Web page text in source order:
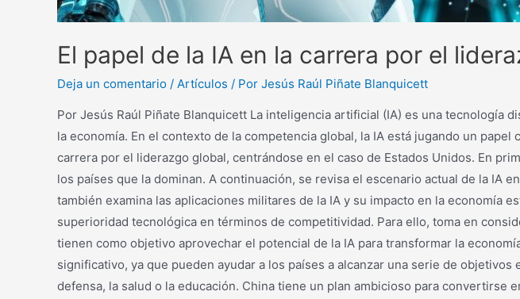
El papel de la IA en la carrera por el
Deja un comentario / Artículos / Por Jesús Raúl Piñate Blanquicett
Por Jesús Raúl Piñate Blanquicett La inteligencia artificial (IA) es una tecnología
la economía. En el contexto de la competencia global, la IA está jugando un
carrera por el liderazgo global, centrándose en el caso de Estados Unidos. En
los países que la dominan. A continuación, se revisa el escenario actual de la IA
también examina las aplicaciones militares de la IA y su impacto en la economía
superioridad tecnológica en términos de competitividad. Para ello, toma en
tienen como objetivo aprovechar el potencial de la IA para transformar la
significativo, ya que pueden ayudar a los países a alcanzar una serie de
defensa, la salud o la educación. China tiene un plan ambicioso para